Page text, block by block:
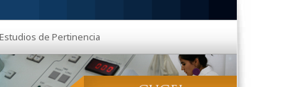
Estudios de Pertinencia